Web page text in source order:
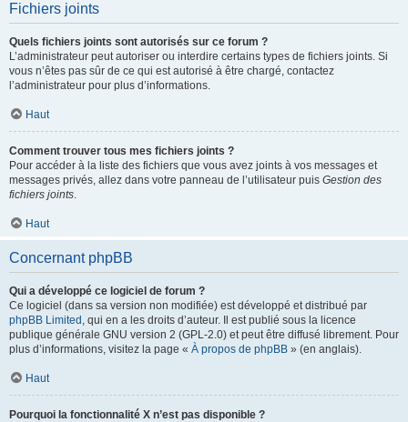
Fichiers joints
Quels fichiers joints sont autorisés sur ce forum ?
L’administrateur peut autoriser ou interdire certains types de fichiers joints. Si
vous n’êtes pas sûr de ce qui est autorisé à être chargé, contactez
l’administrateur pour plus d’informations.
Haut
Comment trouver tous mes fichiers joints ?
Pour accéder à la liste des fichiers que vous avez joints à vos messages et
messages privés, allez dans votre panneau de l’utilisateur puis Gestion des
fichiers joints.
Haut
Concernant phpBB
Qui a développé ce logiciel de forum ?
Ce logiciel (dans sa version non modifiée) est développé et distribué par
phpBB Limited , qui en a les droits d’auteur. Il est publié sous la licence
publique générale GNU version 2 (GPL-2.0) et peut être diffusé librement. Pour
plus d’informations, visitez la page « À propos de phpBB » (en anglais).
Haut
Pourquoi la fonctionnalité X n’est pas disponible ?